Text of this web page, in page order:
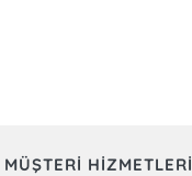
MÜŞTERİ HİZMETLERİ